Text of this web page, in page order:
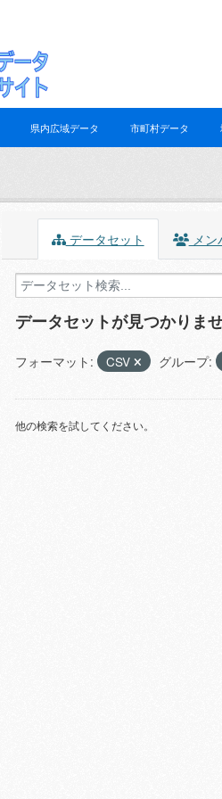
県内広域データ 市町村データ
データセット メン
データセットが見つかりま
フォーマット: CSV グループ:
他の検索を試してください。